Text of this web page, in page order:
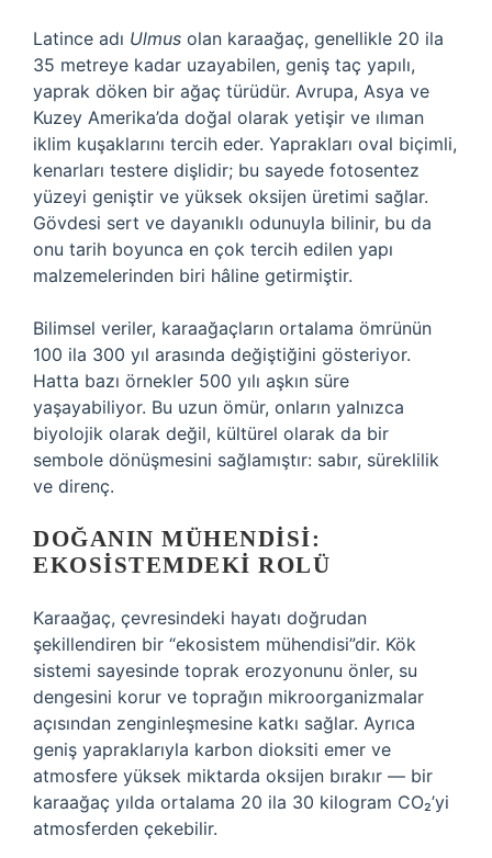
Latince adı Ulmus olan karaağaç, genellikle 20 ila
35 metreye kadar uzayabilen, geniş taç yapılı,
yaprak döken bir ağaç türüdür. Avrupa, Asya ve
Kuzey Amerika’da doğal olarak yetişir ve ılıman
iklim kuşaklarını tercih eder. Yaprakları oval biçimli,
kenarları testere dişlidir; bu sayede fotosentez
yüzeyi geniştir ve yüksek oksijen üretimi sağlar.
Gövdesi sert ve dayanıklı odunuyla bilinir, bu da
onu tarih boyunca en çok tercih edilen yapı
malzemelerinden biri hâline getirmiştir.
Bilimsel veriler, karaağaçların ortalama ömrünün
100 ila 300 yıl arasında değiştiğini gösteriyor.
Hatta bazı örnekler 500 yılı aşkın süre
yaşayabiliyor. Bu uzun ömür, onların yalnızca
biyolojik olarak değil, kültürel olarak da bir
sembole dönüşmesini sağlamıştır: sabır, süreklilik
ve direnç.
DOĞANIN MÜHENDISI:
EKOSISTEMDEKI ROLÜ
Karaağaç, çevresindeki hayatı doğrudan
şekillendiren bir “ekosistem mühendisi”dir. Kök
sistemi sayesinde toprak erozyonunu önler, su
dengesini korur ve toprağın mikroorganizmalar
açısından zenginleşmesine katkı sağlar. Ayrıca
geniş yapraklarıyla karbon dioksiti emer ve
atmosfere yüksek miktarda oksijen bırakır — bir
karaağaç yılda ortalama 20 ila 30 kilogram CO₂’yi
atmosferden çekebilir.